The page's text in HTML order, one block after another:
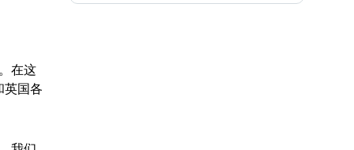
在这
英国各